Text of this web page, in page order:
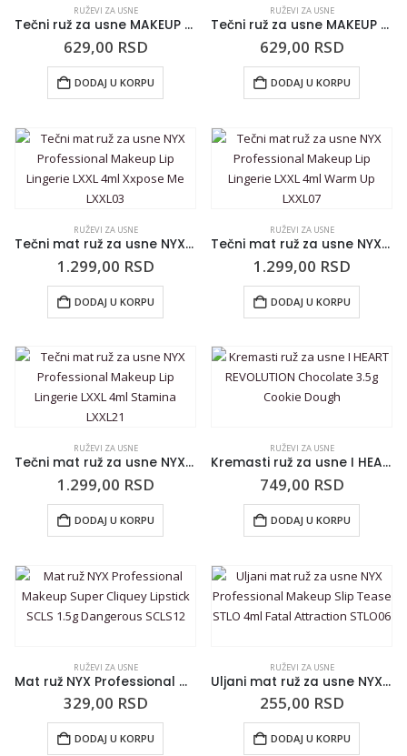
RUŽEVI ZA USNE
Tečni ruž za usne MAKEUP REVOLUTION Creme Lip 6ml Destiny 133
629,00 RSD
DODAJ U KORPU
RUŽEVI ZA USNE
Tečni ruž za usne MAKEUP REVOLUTION Creme Lip 6ml Featured 109
629,00 RSD
DODAJ U KORPU
RUŽEVI ZA USNE
Tečni mat ruž za usne NYX Professional Makeup Lip Lingerie LXXL 4ml Xxpose Me LXXL03
1.299,00 RSD
DODAJ U KORPU
RUŽEVI ZA USNE
Tečni mat ruž za usne NYX Professional Makeup Lip Lingerie LXXL 4ml Warm Up LXXL07
1.299,00 RSD
DODAJ U KORPU
RUŽEVI ZA USNE
Tečni mat ruž za usne NYX Professional Makeup Lip Lingerie LXXL 4ml Stamina LXXL21
1.299,00 RSD
DODAJ U KORPU
RUŽEVI ZA USNE
Kremasti ruž za usne I HEART REVOLUTION Chocolate 3.5g Cookie Dough
749,00 RSD
DODAJ U KORPU
RUŽEVI ZA USNE
Mat ruž NYX Professional Makeup Super Cliquey Lipstick SCLS 1.5g Dangerous SCLS12
329,00 RSD
DODAJ U KORPU
RUŽEVI ZA USNE
Uljani mat ruž za usne NYX Professional Makeup Slip Tease STLO 4ml Fatal Attraction STLO06
255,00 RSD
DODAJ U KORPU